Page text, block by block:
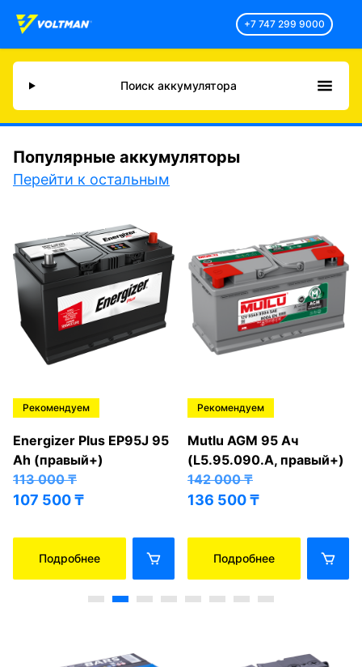
+7 747 299 9000
Поиск аккумулятора
Популярные аккумуляторы
Перейти к остальным
Рекомендуем
Energizer Plus EP95J 95
Ah (правый+)
113 000₸
107 500₸
Подробнее
Рекомендуем
Mutlu AGM 95 Ач
(L5.95.090.A, правый+)
142 000₸
136 500₸
Подробнее